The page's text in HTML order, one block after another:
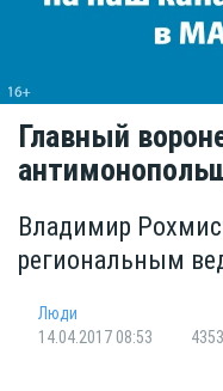
Главный
Владимир
региональным
Люди
14.04.2017 08:53
4353